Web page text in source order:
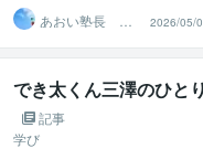
あおい塾長 不
登校・家庭学習
サポート
2026/05/
でき太くん三澤のひ
記事
学び